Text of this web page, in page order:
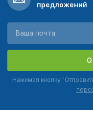
предложений
Нажимая кнопку